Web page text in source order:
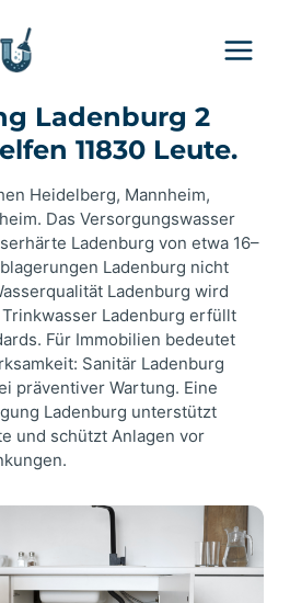
Ladenburg 2
11830 Leute.
Heidelberg, Mannheim,
Das Versorgungswasser
Ladenburg von etwa 16–
Ladenburg nicht
Ladenburg wird
Ladenburg erfüllt
Für Immobilien bedeutet
Sanitär Ladenburg
präventiver Wartung. Eine
Ladenburg unterstützt
und schützt Anlagen vor